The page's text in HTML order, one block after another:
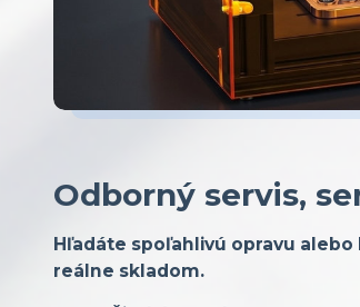
Odborný servis,
Hľadáte spoľahlivú opravu
reálne skladom.